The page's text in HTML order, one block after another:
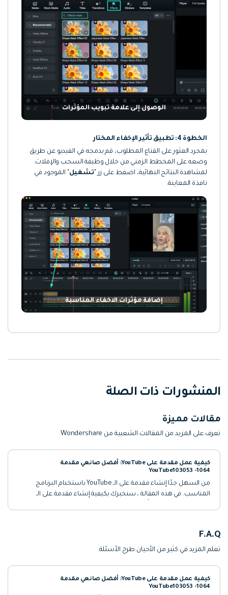
الوصول إلى علامة تبويب المؤثرات
الخطوة 4: تطبيق تأثير الإخفاء المختار
بمجرد العثور على القناع المطلوب، قم بدمجه في الفيديو عن طريق
وضعه على المخطط الزمني من خلال وظيفة السحب والإفلات.
لمشاهدة النتائج النهائية، اضغط على زر " تشغيل
" الموجود في
نافذة المعاينة.
إضافة مؤثرات الاخفاء المناسبة
المنشورات ذات الصلة
مقالات مميزة
تعرف على المزيد من المقالات الشعبية من Wondershare.
كيفية عمل مقدمة على YouTube: أفضل صانعي مقدمة
YouTube103053 -1064
من السهل جدًا إنشاء مقدمة على الـ YouTube باستخدام البرنامج
المناسب. في هذه المقالة ، سنخبرك بكيفية إنشاء مقدمة على الـ
F.A.Q
تعلم المزيد في كثير من الأحيان طرح الأسئلة.
كيفية عمل مقدمة على YouTube: أفضل صانعي مقدمة
YouTube103053 -1064